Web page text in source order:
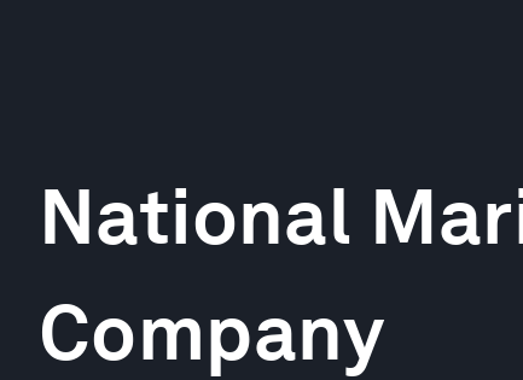
National
Company